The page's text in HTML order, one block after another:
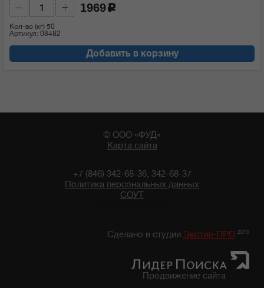
Кол-во (кг) 50
Артикул: 08482
1969 c
Добавить в корзину
© ООО «ФУД»
Карта сайта
+7 (846) 342-68-36, 342-68-37
Политика персональных данных
СОУТ
Сделано в студии Экстил-ПРО 2015
Продвижение сайта